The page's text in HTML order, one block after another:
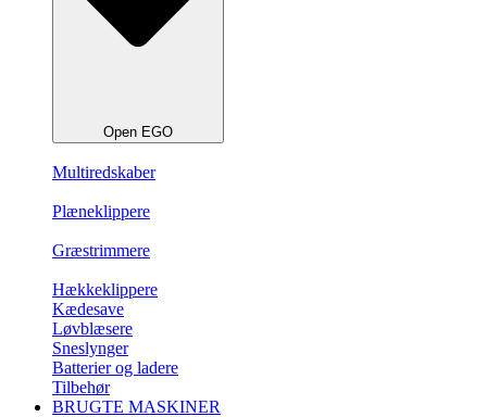
Open EGO
Multiredskaber
Plæneklippere
Græstrimmere
Hækkeklippere
Kædesave
Løvblæsere
Sneslynger
Batterier og ladere
Tilbehør
BRUGTE MASKINER